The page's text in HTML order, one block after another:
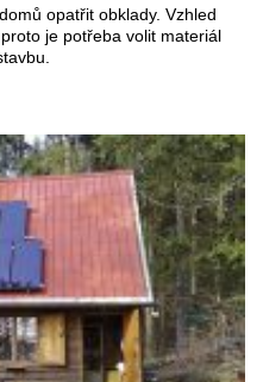
opatřit obklady. Vzhled
je potřeba volit materiál